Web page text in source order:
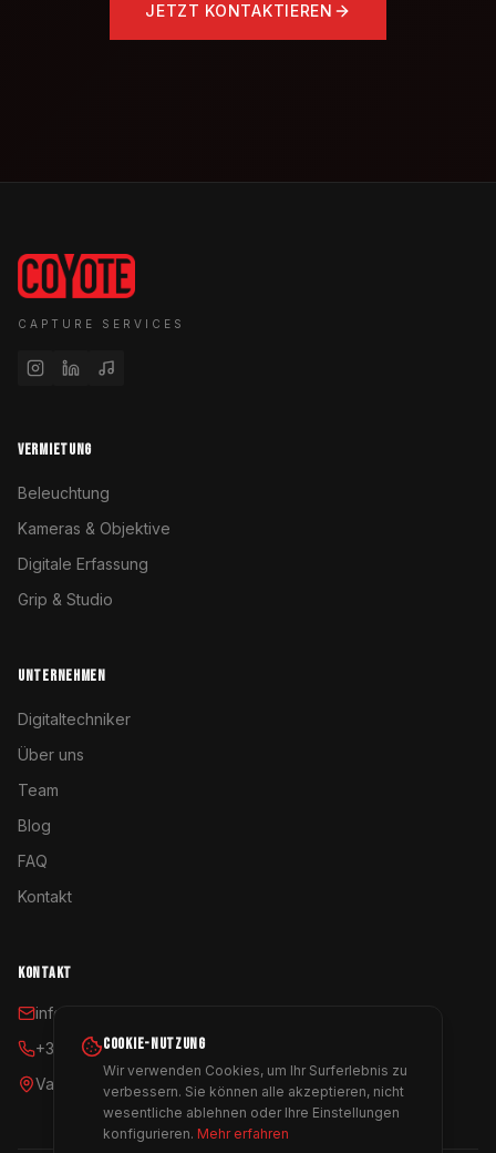
JETZT KONTAKTIEREN
CAPTURE SERVICES
VERMIETUNG
Beleuchtung
Kameras & Objektive
Digitale Erfassung
Grip & Studio
UNTERNEHMEN
Digitaltechniker
Über uns
Team
Blog
FAQ
Kontakt
KONTAKT
info@coyoterent.com
+34 641 23 11 24
Valencia, España
COOKIE-NUTZUNG
Wir verwenden Cookies, um Ihr Surferlebnis zu
verbessern. Sie können alle akzeptieren, nicht
wesentliche ablehnen oder Ihre Einstellungen
konfigurieren. Mehr erfahren